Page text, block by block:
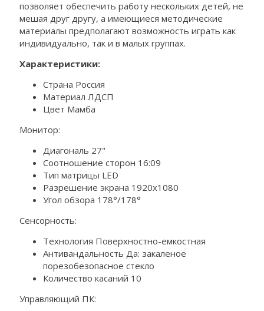
позволяет обеспечить работу нескольких детей, не
мешая друг другу, а имеющиеся методические
материалы предполагают возможность играть как
индивидуально, так и в малых группах.
Характеристики:
Страна Россия
Материал ЛДСП
Цвет Мамба
Монитор:
Диагональ 27"
Соотношение сторон 16:09
Тип матрицы LED
Разрешение экрана 1920х1080
Угол обзора 178°/178°
Сенсорность:
Технология Поверхностно-емкостная
Антивандальность Да: закаленое
порезобезопасное стекло
Количество касаний 10
Управляющий ПК: